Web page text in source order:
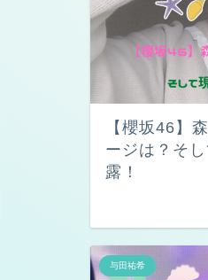
【櫻坂46】
ージは？そ
露！
与田祐希